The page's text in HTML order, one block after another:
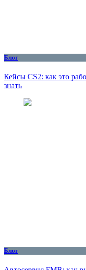
Блог
Кейсы CS2: как это
знать
Блог